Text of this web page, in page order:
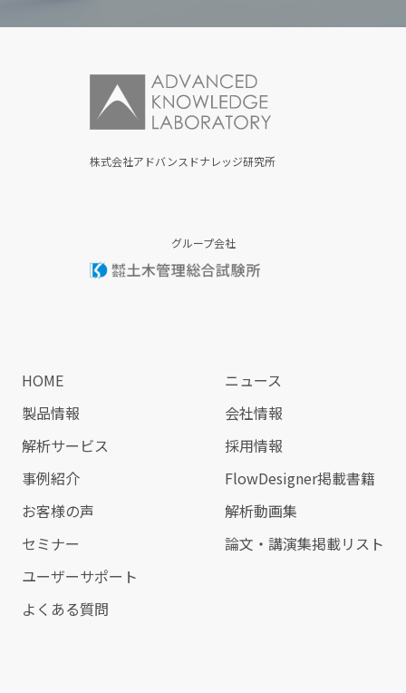
株式会社アドバンスドナレッジ研究所
グループ会社
HOME
製品情報
解析サービス
事例紹介
お客様の声
セミナー
ユーザーサポート
よくある質問
ニュース
会社情報
採用情報
FlowDesigner掲載書籍
解析動画集
論文・講演集掲載リスト